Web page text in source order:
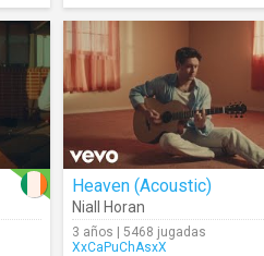
Heaven (Acoustic)
Niall Horan
3 años | 5468 jugadas
XxCaPuChAsxX